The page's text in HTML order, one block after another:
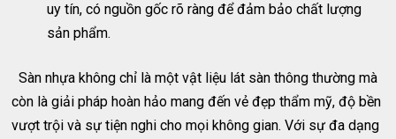
uy tín, có nguồn gốc rõ ràng để đảm bảo chất lượng
sản phẩm.
Sàn nhựa không chỉ là một vật liệu lát sàn thông thường mà
còn là giải pháp hoàn hảo mang đến vẻ đẹp thẩm mỹ, độ bền
vượt trội và sự tiện nghi cho mọi không gian. Với sự đa dạng